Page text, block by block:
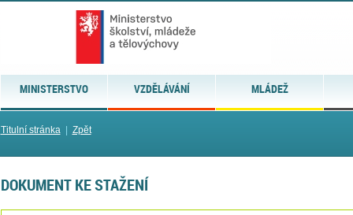
MINISTERSTVO VZDĚLÁVÁNÍ MLÁDEŽ
Titulní stránka| Zpět
DOKUMENT KE STAŽENÍ